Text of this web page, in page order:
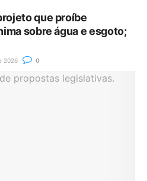
que proíbe
sobre água e esgoto;
2026 0